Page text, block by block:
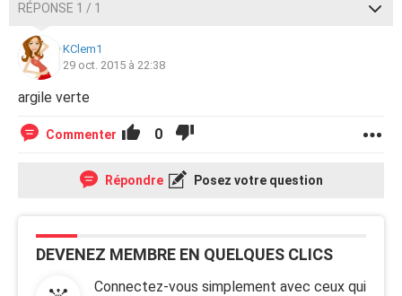
RÉPONSE 1 / 1
KClem1
29 oct. 2015 à 22:38
argile verte
Commenter 0
Répondre Posez votre question
DEVENEZ MEMBRE EN QUELQUES CLICS
Connectez-vous simplement avec ceux qui